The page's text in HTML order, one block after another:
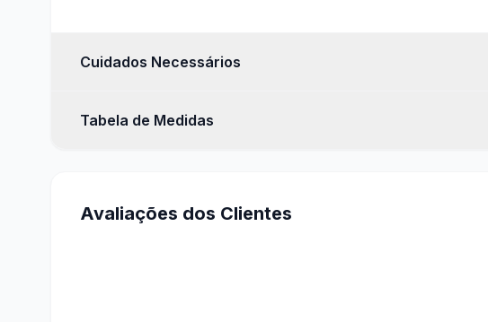
Cuidados Necessários
Tabela de Medidas
Avaliações dos Clientes